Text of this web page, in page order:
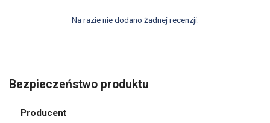
Na razie nie dodano żadnej recenzji.
Bezpieczeństwo produktu
Producent